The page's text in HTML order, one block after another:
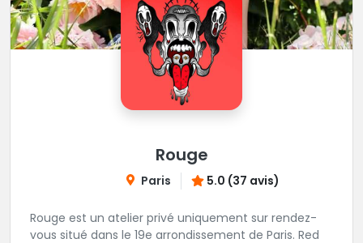
Rouge
Paris 5.0 (37 avis)
Rouge est un atelier privé uniquement sur rendez-
vous situé dans le 19e arrondissement de Paris. Red